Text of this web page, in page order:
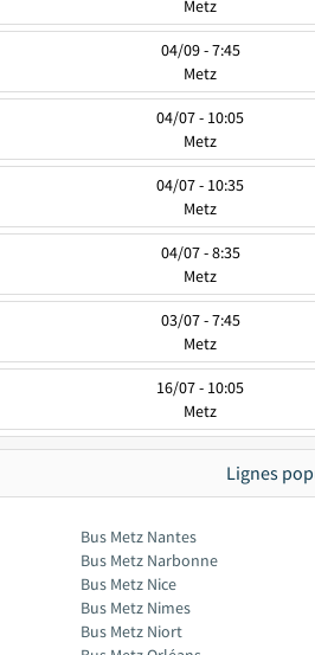
Metz
04/09 - 7:45
Metz
04/07 - 10:05
Metz
04/07 - 10:35
Metz
04/07 - 8:35
Metz
03/07 - 7:45
Metz
16/07 - 10:05
Metz
Lignes
Bus Metz Nantes
Bus Metz Narbonne
Bus Metz Nice
Bus Metz Nimes
Bus Metz Niort